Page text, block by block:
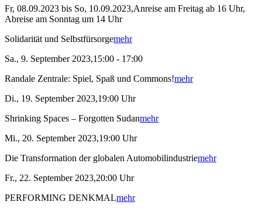
Fr, 08.09.2023 bis So, 10.09.2023,Anreise am Freitag ab 16 Uhr,
Abreise am Sonntag um 14 Uhr
Solidarität und Selbstfürsorgemehr
Sa., 9. September 2023,15:00 - 17:00
Randale Zentrale: Spiel, Spaß und Commons!mehr
Di., 19. September 2023,19:00 Uhr
Shrinking Spaces – Forgotten Sudanmehr
Mi., 20. September 2023,19:00 Uhr
Die Transformation der globalen Automobilindustriemehr
Fr., 22. September 2023,20:00 Uhr
PERFORMING DENKMALmehr